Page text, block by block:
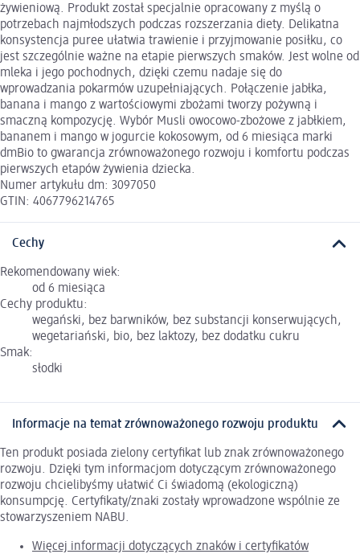
żywieniową. Produkt został specjalnie opracowany z myślą o
potrzebach najmłodszych podczas rozszerzania diety. Delikatna
konsystencja puree ułatwia trawienie i przyjmowanie posiłku, co
jest szczególnie ważne na etapie pierwszych smaków. Jest wolne od
mleka i jego pochodnych, dzięki czemu nadaje się do
wprowadzania pokarmów uzupełniających. Połączenie jabłka,
banana i mango z wartościowymi zbożami tworzy pożywną i
smaczną kompozycję. Wybór Musli owocowo-zbożowe z jabłkiem,
bananem i mango w jogurcie kokosowym, od 6 miesiąca marki
dmBio to gwarancja zrównoważonego rozwoju i komfortu podczas
pierwszych etapów żywienia dziecka.
Numer artykułu dm: 3097050
GTIN: 4067796214765
Cechy
Rekomendowany wiek:
od 6 miesiąca
Cechy produktu:
wegański, bez barwników, bez substancji konserwujących,
wegetariański, bio, bez laktozy, bez dodatku cukru
Smak:
słodki
Informacje na temat zrównoważonego rozwoju produktu
Ten produkt posiada zielony certyfikat lub znak zrównoważonego
rozwoju. Dzięki tym informacjom dotyczącym zrównoważonego
rozwoju chcielibyśmy ułatwić Ci świadomą (ekologiczną)
konsumpcję. Certyfikaty/znaki zostały wprowadzone wspólnie ze
stowarzyszeniem NABU.
Więcej informacji dotyczących znaków i certyfikatów